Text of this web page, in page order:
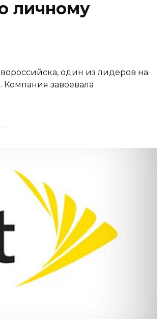
личному
один из лидеров на
завоевала